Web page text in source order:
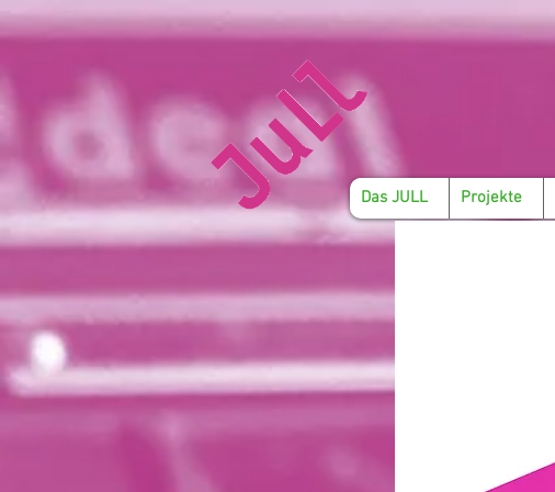
Das JULL Projekte